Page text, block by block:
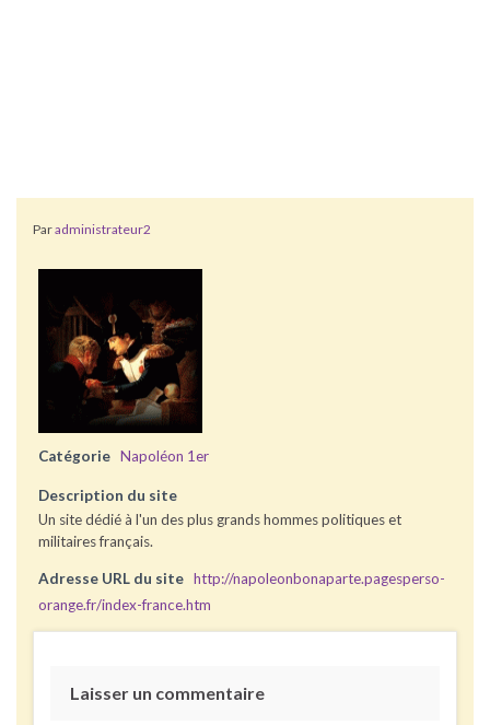
Paradministrateur2
Catégorie Napoléon 1er
Description du site
Un site dédié à l'un des plus grands hommes politiques et
militaires français.
Adresse URL du site http://napoleonbonaparte.pagesperso-
orange.fr/index-france.htm
Laisser un commentaire